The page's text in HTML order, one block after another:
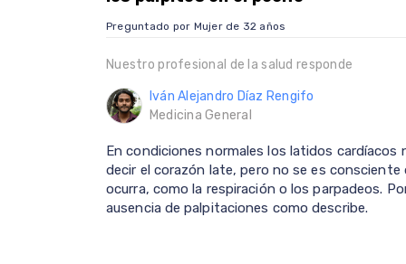
Preguntado por Mujer de 32 años
Nuestro profesional de la salud responde
Iván Alejandro Díaz Rengifo
Medicina General
En condiciones normales los latidos
decir el corazón late, pero no se es
ocurra, como la respiración o los parpadeos.
ausencia de palpitaciones como describe.